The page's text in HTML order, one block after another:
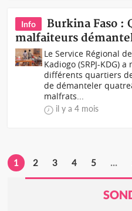
Info
Burkina Faso :
malfaiteurs
Le Service Régional
Kadiogo (SRPJ-KDG)
différents quartiers
de démanteler
malfrats...
il y a 4 mois
1 2 3 4 5 ...